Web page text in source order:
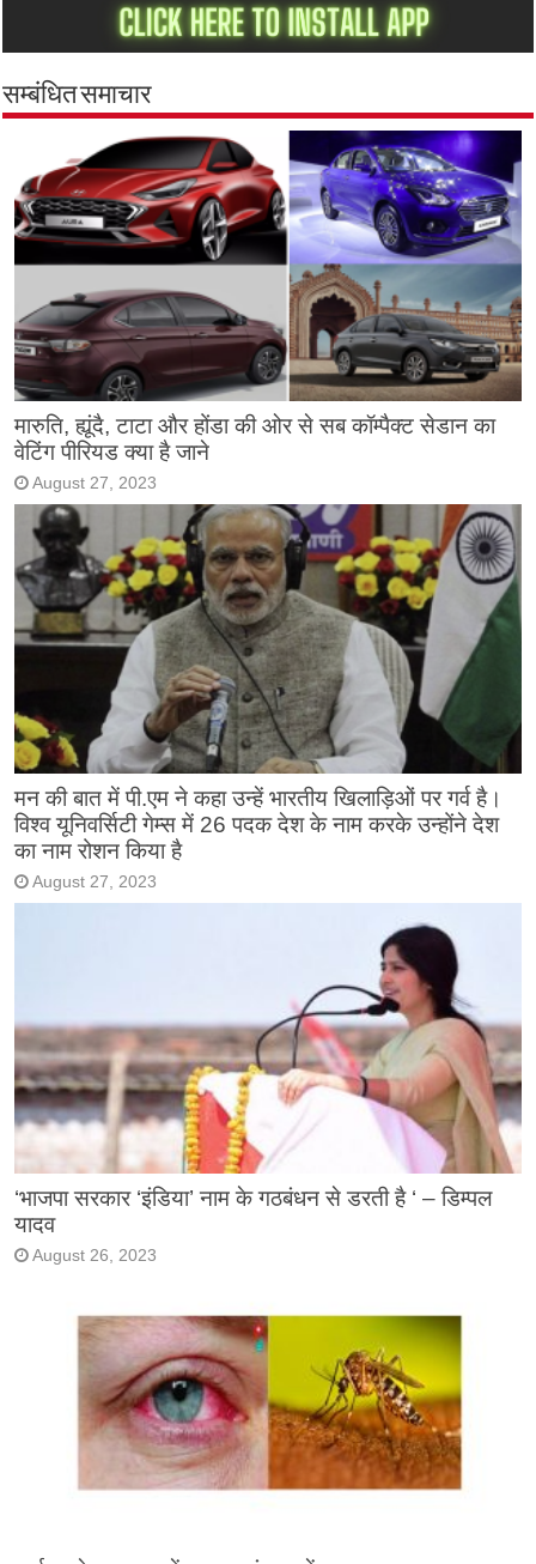
सम्बंधित समाचार
मारुति, ह्यूंदै, टाटा और होंडा की ओर से सब कॉम्पैक्ट सेडान का
वेटिंग पीरियड क्या है जाने
August 27, 2023
मन की बात में पी.एम ने कहा उन्हें भारतीय खिलाड़िओं पर गर्व है।
विश्व यूनिवर्सिटी गेम्स में 26 पदक देश के नाम करके उन्होंने देश
का नाम रोशन किया है
August 27, 2023
‘भाजपा सरकार ‘इंडिया’ नाम के गठबंधन से डरती है ‘ – डिम्पल
यादव
August 26, 2023